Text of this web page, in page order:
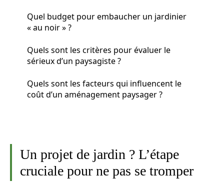
Quel budget pour embaucher un jardinier
« au noir » ?
Quels sont les critères pour évaluer le
sérieux d’un paysagiste ?
Quels sont les facteurs qui influencent le
coût d’un aménagement paysager ?
Un projet de jardin ? L’étape
cruciale pour ne pas se tromper